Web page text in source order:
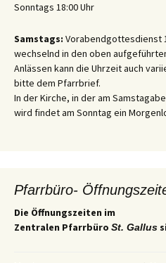
Sonntags 18:00 Uhr
Samstags: Vorabendgottesdienst
wechselnd in den oben
Anlässen kann die Uhrzeit auch
bitte dem Pfarrbrief.
In der Kirche, in der am
wird findet am Sonntag ein
Pfarrbüro-
Die Öffnungszeiten im
Zentralen Pfarrbüro St. Gallus